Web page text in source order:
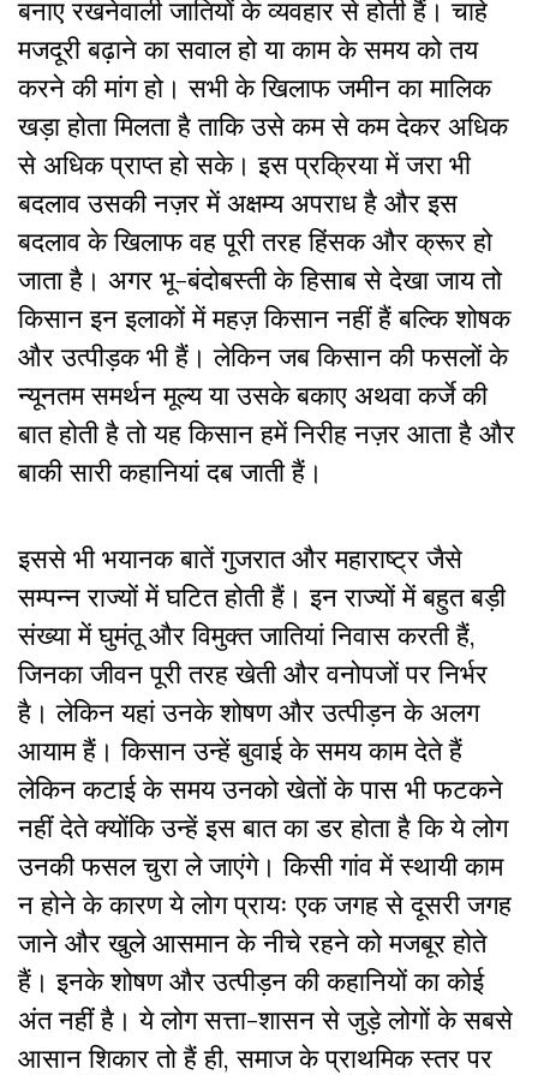
बनाए रखनेवाली जातियों के व्यवहार से होती हैं। चाहे
मजदूरी बढ़ाने का सवाल हो या काम के समय को तय
करने की मांग हो। सभी के खिलाफ जमीन का मालिक
खड़ा होता मिलता है ताकि उसे कम से कम देकर अधिक
से अधिक प्राप्त हो सके। इस प्रक्रिया में जरा भी
बदलाव उसकी नज़र में अक्षम्य अपराध है और इस
बदलाव के खिलाफ वह पूरी तरह हिंसक और क्रूर हो
जाता है। अगर भू-बंदोबस्ती के हिसाब से देखा जाय तो
किसान इन इलाकों में महज़ किसान नहीं हैं बल्कि शोषक
और उत्पीड़क भी हैं। लेकिन जब किसान की फसलों के
न्यूनतम समर्थन मूल्य या उसके बकाए अथवा कर्जे की
बात होती है तो यह किसान हमें निरीह नज़र आता है और
बाकी सारी कहानियां दब जाती हैं।
इससे भी भयानक बातें गुजरात और महाराष्ट्र जैसे
सम्पन्न राज्यों में घटित होती हैं। इन राज्यों में बहुत बड़ी
संख्या में घुमंतू और विमुक्त जातियां निवास करती हैं,
जिनका जीवन पूरी तरह खेती और वनोपजों पर निर्भर
है। लेकिन यहां उनके शोषण और उत्पीड़न के अलग
आयाम हैं। किसान उन्हें बुवाई के समय काम देते हैं
लेकिन कटाई के समय उनको खेतों के पास भी फटकने
नहीं देते क्योंकि उन्हें इस बात का डर होता है कि ये लोग
उनकी फसल चुरा ले जाएंगे। किसी गांव में स्थायी काम
न होने के कारण ये लोग प्रायः एक जगह से दूसरी जगह
जाने और खुले आसमान के नीचे रहने को मजबूर होते
हैं। इनके शोषण और उत्पीड़न की कहानियों का कोई
अंत नहीं है। ये लोग सत्ता-शासन से जुड़े लोगों के सबसे
आसान शिकार तो हैं ही, समाज के प्राथमिक स्तर पर